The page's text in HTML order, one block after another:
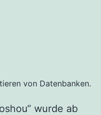
von Datenbanken.
wurde ab